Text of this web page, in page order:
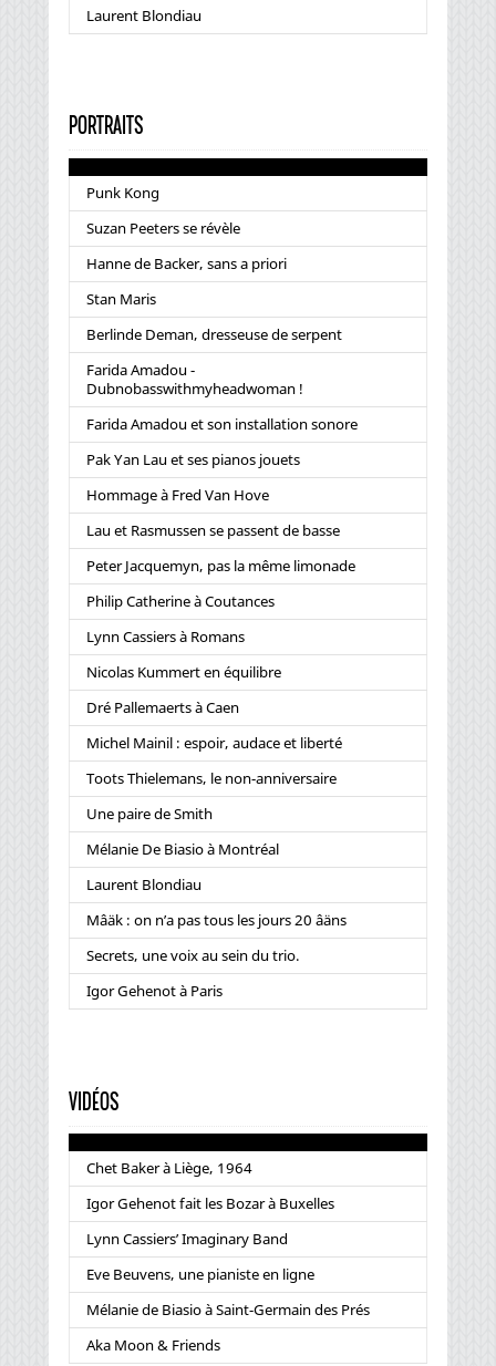
Laurent Blondiau
PORTRAITS
Punk Kong
Suzan Peeters se révèle
Hanne de Backer, sans a priori
Stan Maris
Berlinde Deman, dresseuse de serpent
Farida Amadou -
Dubnobasswithmyheadwoman !
Farida Amadou et son installation sonore
Pak Yan Lau et ses pianos jouets
Hommage à Fred Van Hove
Lau et Rasmussen se passent de basse
Peter Jacquemyn, pas la même limonade
Philip Catherine à Coutances
Lynn Cassiers à Romans
Nicolas Kummert en équilibre
Dré Pallemaerts à Caen
Michel Mainil : espoir, audace et liberté
Toots Thielemans, le non-anniversaire
Une paire de Smith
Mélanie De Biasio à Montréal
Laurent Blondiau
Mâäk : on n’a pas tous les jours 20 âäns
Secrets, une voix au sein du trio.
Igor Gehenot à Paris
VIDÉOS
Chet Baker à Liège, 1964
Igor Gehenot fait les Bozar à Buxelles
Lynn Cassiers’ Imaginary Band
Eve Beuvens, une pianiste en ligne
Mélanie de Biasio à Saint-Germain des Prés
Aka Moon & Friends